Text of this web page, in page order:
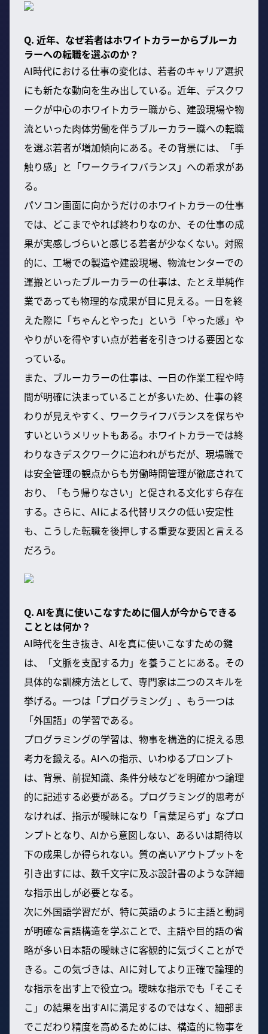
Q. 近年、なぜ若者はホワイトカラーからブルーカ
ラーへの転職を選ぶのか？
AI時代における仕事の変化は、若者のキャリア選択
にも新たな動向を生み出している。近年、デスクワ
ークが中心のホワイトカラー職から、建設現場や物
流といった肉体労働を伴うブルーカラー職への転職
を選ぶ若者が増加傾向にある。その背景には、「手
触り感」と「ワークライフバランス」への希求があ
る。
パソコン画面に向かうだけのホワイトカラーの仕事
では、どこまでやれば終わりなのか、その仕事の成
果が実感しづらいと感じる若者が少なくない。対照
的に、工場での製造や建設現場、物流センターでの
運搬といったブルーカラーの仕事は、たとえ単純作
業であっても物理的な成果が目に見える。一日を終
えた際に「ちゃんとやった」という「やった感」や
やりがいを得やすい点が若者を引きつける要因とな
っている。
また、ブルーカラーの仕事は、一日の作業工程や時
間が明確に決まっていることが多いため、仕事の終
わりが見えやすく、ワークライフバランスを保ちや
すいというメリットもある。ホワイトカラーでは終
わりなきデスクワークに追われがちだが、現場職で
は安全管理の観点からも労働時間管理が徹底されて
おり、「もう帰りなさい」と促される文化すら存在
する。さらに、AIによる代替リスクの低い安定性
も、こうした転職を後押しする重要な要因と言える
だろう。
Q. AIを真に使いこなすために個人が今からできる
こととは何か？
AI時代を生き抜き、AIを真に使いこなすための鍵
は、「文脈を支配する力」を養うことにある。その
具体的な訓練方法として、専門家は二つのスキルを
挙げる。一つは「プログラミング」、もう一つは
「外国語」の学習である。
プログラミングの学習は、物事を構造的に捉える思
考力を鍛える。AIへの指示、いわゆるプロンプト
は、背景、前提知識、条件分岐などを明確かつ論理
的に記述する必要がある。プログラミング的思考が
なければ、指示が曖昧になり「言葉足らず」なプロ
ンプトとなり、AIから意図しない、あるいは期待以
下の成果しか得られない。質の高いアウトプットを
引き出すには、数千文字に及ぶ設計書のような詳細
な指示出しが必要となる。
次に外国語学習だが、特に英語のように主語と動詞
が明確な言語構造を学ぶことで、主語や目的語の省
略が多い日本語の曖昧さに客観的に気づくことがで
きる。この気づきは、AIに対してより正確で論理的
な指示を出す上で役立つ。曖昧な指示でも「そこそ
こ」の結果を出すAIに満足するのではなく、細部ま
でこだわり精度を高めるためには、構造的に物事を